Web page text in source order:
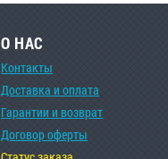
О НАС
Контакты
Доставка и оплата
Гарантии и возврат
Договор оферты